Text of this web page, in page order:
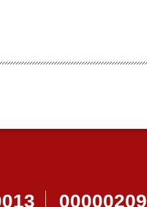
00000209